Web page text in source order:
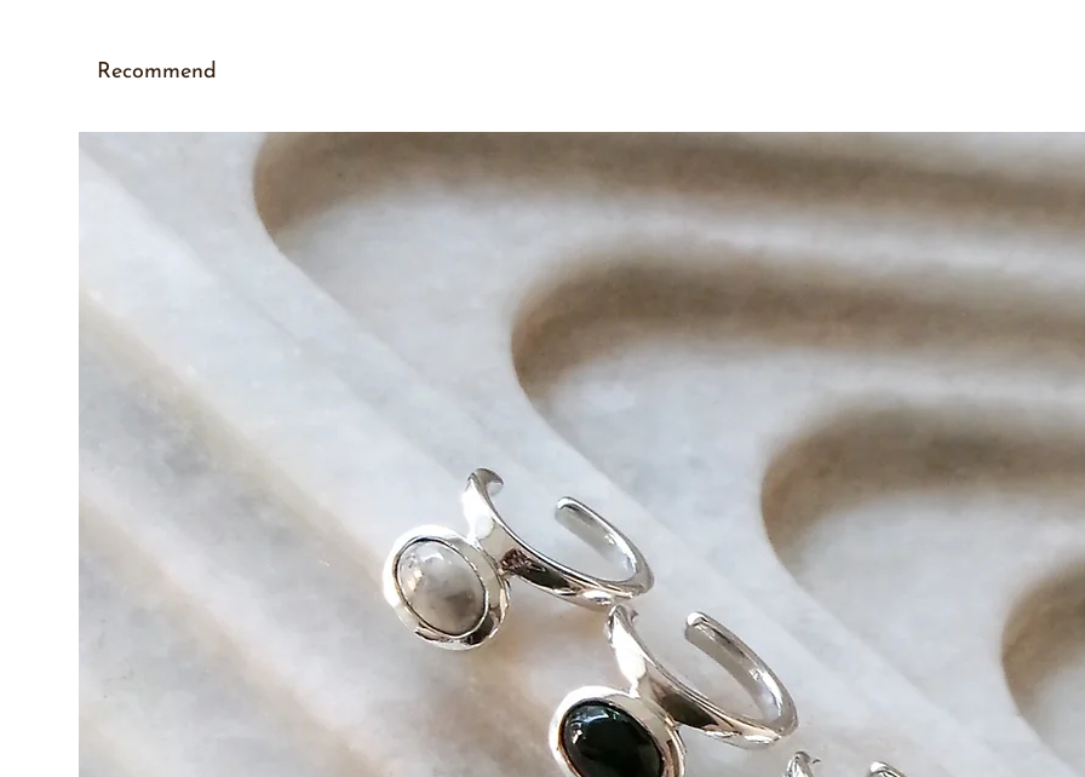
Recommend